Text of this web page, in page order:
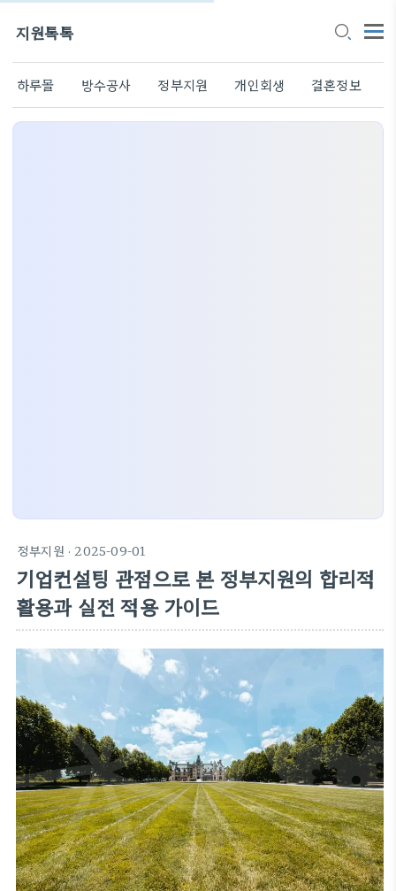
지원톡톡
하루몰 방수공사 정부지원 개인회생 결혼정보
정부지원 · 2025-09-01
기업컨설팅 관점으로 본 정부지원의 합리적
활용과 실전 적용 가이드